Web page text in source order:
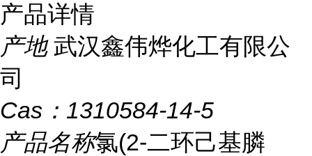
产品详情
产地 武汉鑫伟烨化工有限公
司
Cas： 1310584-14-5
产品名称氯(2-二环己基膦